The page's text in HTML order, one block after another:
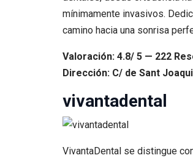
mínimamente invasivos.
camino hacia una sonrisa
Valoración: 4.8/ 5 — 222
Dirección: C/ de Sant
vivantadental
VivantaDental se distingue